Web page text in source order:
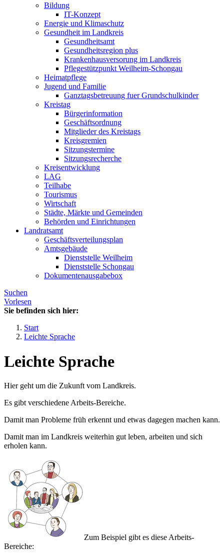
Bildung
IT-Konzept
Energie und Klimaschutz
Gesundheit im Landkreis
Gesundheitsamt
Gesundheitsregion plus
Krankenhausversorung im Landkreis
Pflegestützpunkt Weilheim-Schongau
Heimatpflege
Jugend und Familie
Ganztagsbetreuung fuer Grundschulkinder
Kreistag
Bürgerinformation
Geschäftsordnung
Mitglieder des Kreistags
Kreisgremien
Sitzungstermine
Sitzungsrecherche
Kreisentwicklung
LAG
Teilhabe
Tourismus
Wirtschaft
Städte, Märkte und Gemeinden
Behörden und Einrichtungen
Landratsamt
Geschäftsverteilungsplan
Amtsgebäude
Dienststelle Weilheim
Dienststelle Schongau
Dokumentenausgabebox
Suchen
Vorlesen
Sie befinden sich hier:
Start
Leichte Sprache
Leichte Sprache
Hier geht um die Zukunft vom Landkreis.
Es gibt verschiedene Arbeits-Bereiche.
Damit man Probleme früh erkennt und etwas dagegen machen kann.
Damit man im Landkreis weiterhin gut leben, arbeiten und sich
erholen kann.
Zum Beispiel gibt es diese Arbeits-
Bereiche: